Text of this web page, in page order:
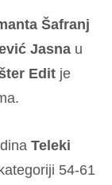
Šafranj
Jasna u
Edit je
Teleki
54-61